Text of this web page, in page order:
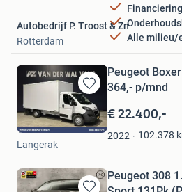
Alle milieu/
Autobedrijf P. Troost & Zn
Rotterdam
Bewaren
in
Mijn
Favorieten
Peugeot
364,- p/mnd
€ 22.400,-
2022 102.378
Van der Wal Vans
Langerak
Peugeot 308